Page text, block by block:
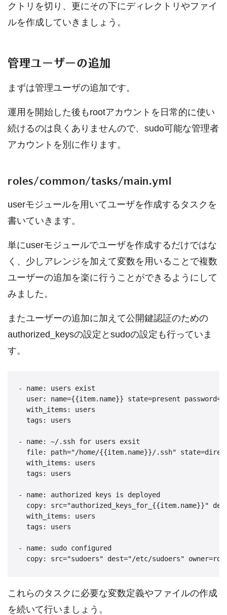
クトリを切り、更にその下にディレクトリやファイ
ルを作成していきましょう。
管理ユーザーの追加
まずは管理ユーザの追加です。
運用を開始した後もrootアカウントを日常的に使い
続けるのは良くありませんので、sudo可能な管理者
アカウントを別に作ります。
roles/common/tasks/main.yml
userモジュールを用いてユーザを作成するタスクを
書いていきます。
単にuserモジュールでユーザを作成するだけではな
く、少しアレンジを加えて変数を用いることで複数
ユーザーの追加を楽に行うことができるようにして
みました。
またユーザーの追加に加えて公開鍵認証のための
authorized_keysの設定とsudoの設定も行っていま
す。
- name: users exist
user: name={{item.name}} state=present
  with_items: users
  tags: users
- name: ~/.ssh for users exsit
file: path="/home/{{item.name}}/.ssh"
  with_items: users
  tags: users
- name: authorized keys is deployed
copy: src="authorized_keys_for_{{item.name}}"
  with_items: users
  tags: users
- name: sudo configured
これらのタスクに必要な変数定義やファイルの作成
を続いて行いましょう。